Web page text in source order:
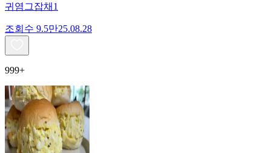
귀염그잡채1
조회수 9.5만25.08.28
999+